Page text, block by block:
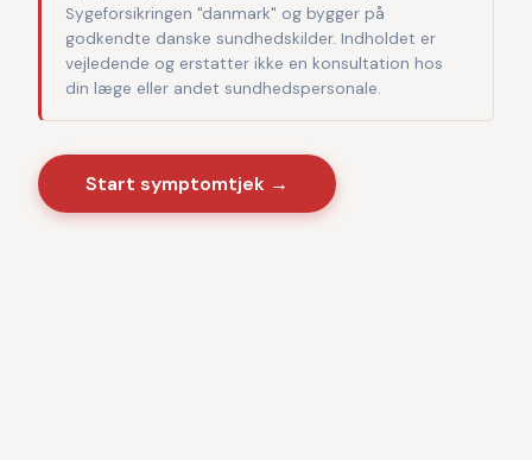
Sygeforsikringen "danmark" og bygger på
godkendte danske sundhedskilder. Indholdet er
vejledende og erstatter ikke en konsultation hos
din læge eller andet sundhedspersonale.
Start symptomtjek →